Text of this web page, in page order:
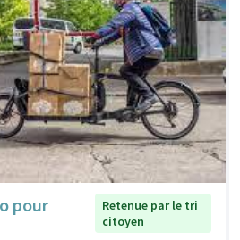
pour
Retenue par le tri
citoyen